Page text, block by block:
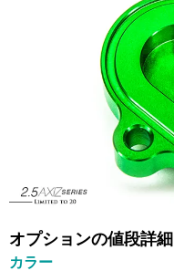
オプションの値段詳細
カラー